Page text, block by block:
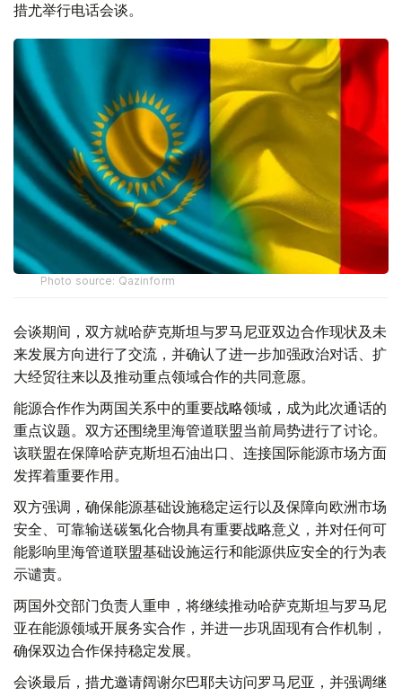
措尤举行电话会谈。
Photo source: Qazinform
会谈期间，双方就哈萨克斯坦与罗马尼亚双边合作现状及未
来发展方向进行了交流，并确认了进一步加强政治对话、扩
大经贸往来以及推动重点领域合作的共同意愿。
能源合作作为两国关系中的重要战略领域，成为此次通话的
重点议题。双方还围绕里海管道联盟当前局势进行了讨论。
该联盟在保障哈萨克斯坦石油出口、连接国际能源市场方面
发挥着重要作用。
双方强调，确保能源基础设施稳定运行以及保障向欧洲市场
安全、可靠输送碳氢化合物具有重要战略意义，并对任何可
能影响里海管道联盟基础设施运行和能源供应安全的行为表
示谴责。
两国外交部门负责人重申，将继续推动哈萨克斯坦与罗马尼
亚在能源领域开展务实合作，并进一步巩固现有合作机制，
确保双边合作保持稳定发展。
会谈最后，措尤邀请阔谢尔巴耶夫访问罗马尼亚，并强调继